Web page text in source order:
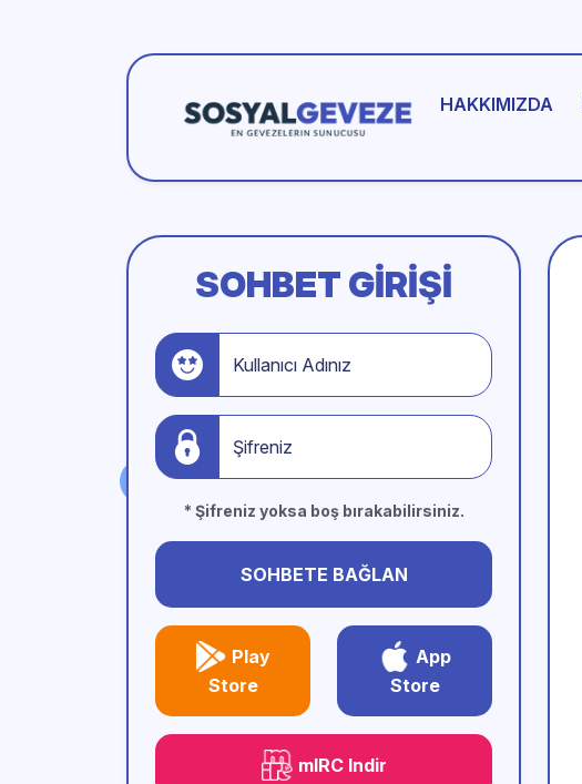
HAKKIMIZDA
SOHBET GIRIŞI
Kullanıcı Adınız
Şifreniz
* Şifreniz yoksa boş bırakabilirsiniz.
SOHBETE BAĞLAN
Play
Store
App
Store
mIRC Indir